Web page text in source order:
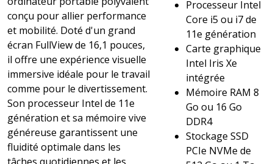
conçu pour allier performance
et mobilité. Doté d'un grand
écran FullView de 16,1 pouces,
il offre une expérience visuelle
immersive idéale pour le travail
comme pour le divertissement.
Son processeur Intel de 11e
génération et sa mémoire vive
généreuse garantissent une
fluidité optimale dans les
Processeur Intel
Core i5 ou i7 de
11e génération
Carte graphique
Intel Iris Xe
intégrée
Mémoire RAM 8
Go ou 16 Go
DDR4
Stockage SSD
PCIe NVMe de